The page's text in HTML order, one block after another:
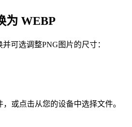
为 WEBP
可选调整PNG图片的尺寸：
或点击从您的设备中选择文件。